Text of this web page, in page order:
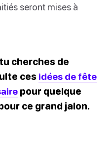
seront mises à
cherches de
ces idées de fête
pour quelque
ce grand jalon.